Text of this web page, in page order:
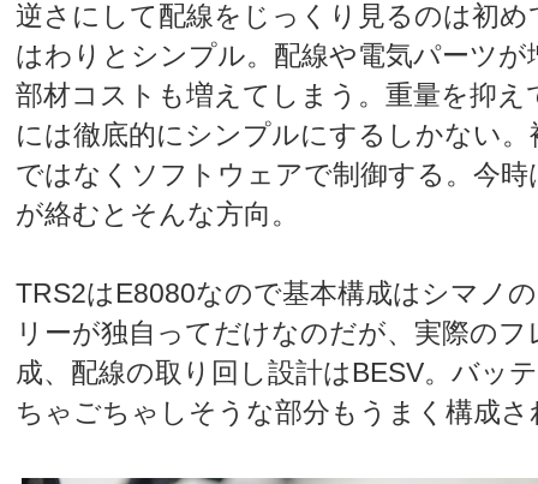
逆さにして配線をじっくり見るのは初
はわりとシンプル。配線や電気パーツ
部材コストも増えてしまう。重量を抑
には徹底的にシンプルにするしかない
ではなくソフトウェアで制御する。今
が絡むとそんな方向。
TRS2はE8080なので基本構成はシマノ
リーが独自ってだけなのだが、実際の
成、配線の取り回し設計はBESV。バッ
ちゃごちゃしそうな部分もうまく構成さ